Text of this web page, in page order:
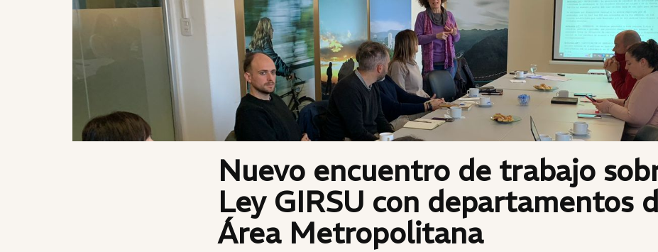
Nuevo encuentro de trabajo
Ley GIRSU con departamentos
Área Metropolitana